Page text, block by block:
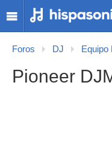
Foros DJ Equipo
Pioneer